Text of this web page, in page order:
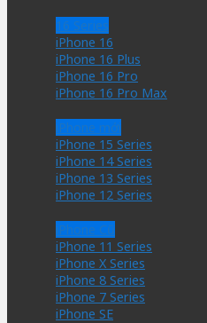
16 Series
iPhone 16
iPhone 16 Plus
iPhone 16 Pro
iPhone 16 Pro Max
iPhone mới
iPhone 15 Series
iPhone 14 Series
iPhone 13 Series
iPhone 12 Series
iPhone Cũ
iPhone 11 Series
iPhone X Series
iPhone 8 Series
iPhone 7 Series
iPhone SE